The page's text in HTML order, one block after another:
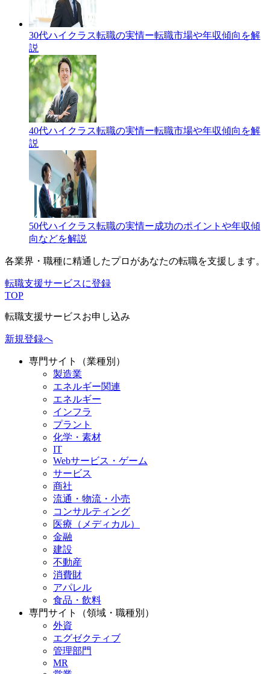
30代ハイクラス転職の実情ー転職市場や年収傾向を解
説
40代ハイクラス転職の実情ー転職市場や年収傾向を解
説
50代ハイクラス転職の実情ー成功のポイントや年収傾
向などを解説
各業界・職種に精通したプロがあなたの転職を支援します。
転職支援サービスに登録
TOP
転職支援サービスお申し込み
新規登録へ
専門サイト（業種別）
製造業
エネルギー関連
エネルギー
インフラ
プラント
化学・素材
IT
Webサービス・ゲーム
サービス
商社
流通・物流・小売
コンサルティング
医療（メディカル）
金融
建設
不動産
消費財
アパレル
食品・飲料
専門サイト（領域・職種別）
外資
エグゼクティブ
管理部門
MR